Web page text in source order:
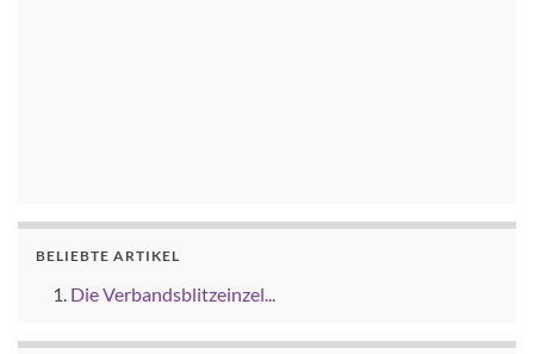
BELIEBTE ARTIKEL
Die Verbandsblitzeinzel...